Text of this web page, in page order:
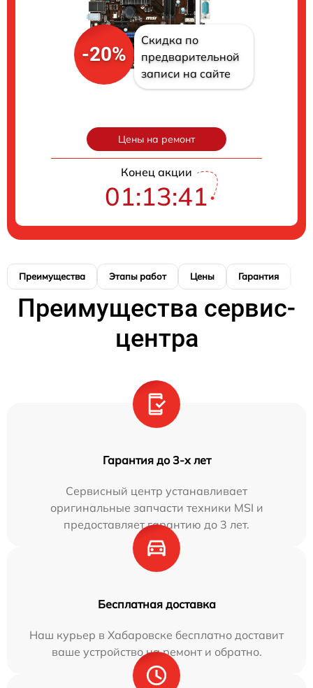
-20%
Скидка по
предварительной
записи на сайте
Цены на ремонт
Конец акции
01:13:40
Преимущества Этапы работ Цены Гарантия
Преимущества сервис-
центра
Гарантия до 3-х лет
Сервисный центр устанавливает
оригинальные запчасти техники MSI и
предоставляет гарантию до 3 лет.
Бесплатная доставка
Наш курьер в Хабаровске бесплатно доставит
ваше устройство на ремонт и обратно.